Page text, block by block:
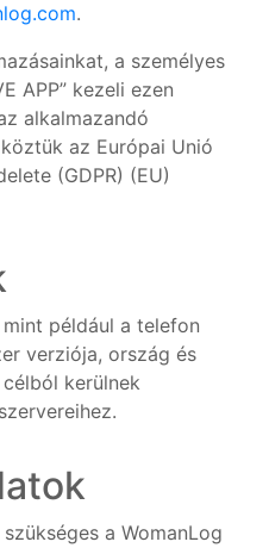
.
a személyes
APP” kezeli ezen
alkalmazandó
az Európai Unió
(GDPR) (EU)
például a telefon
verziója, ország és
kerülnek
a WomanLog